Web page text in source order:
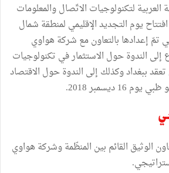
العربية لتكنولوجيات الاتّصال والمعلومات
يوم التجديد الإقليمي لمنطقة شمال
تمّ إعدادها بالتعاون مع شركة هواوي
الندوة حول الاستثمار في تكنولوجيات
ببغداد وكذلك إلى الندوة حول الاقتصاد
ديسمبر 2018.
الوثيق القائم بين المنظّمة وشركة هواوي